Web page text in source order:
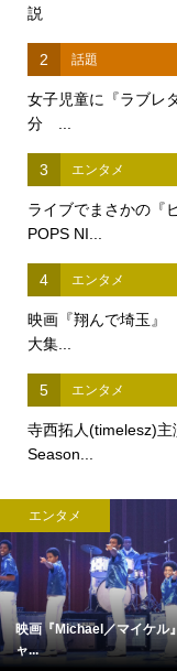
説
2 話題
女子児童に『ラブレ
分 ...
3 エンタメ
ライブでまさかの『
POPS NI...
4 エンタメ
映画『翔んで埼玉』
大集...
5 エンタメ
寺西拓人(timelesz)
Season...
変』×... 完全撮り下ろ